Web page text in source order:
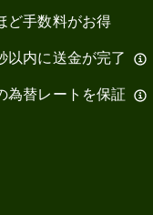
ど手数料がお得
以内に送金が完了
為替レートを保証